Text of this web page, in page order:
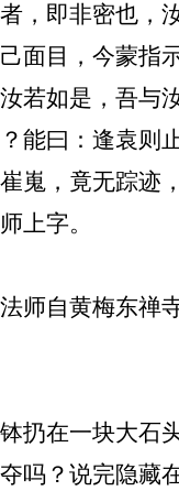
，即非密也，
面目，今蒙指
若如是，吾与
能曰：逢袁则
嵬，竟无踪迹
上字。
师自黄梅东禅
在一块大石头
吗？说完隐藏